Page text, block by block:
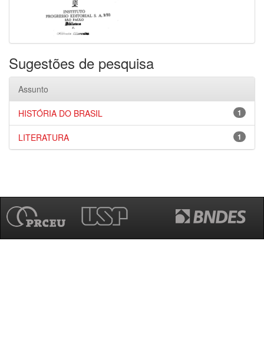
Sugestões de pesquisa
Assunto
1
HISTÓRIA DO BRASIL
1
LITERATURA